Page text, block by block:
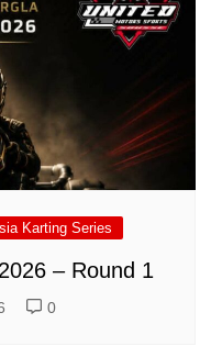
Karting Series
– Round 1
0